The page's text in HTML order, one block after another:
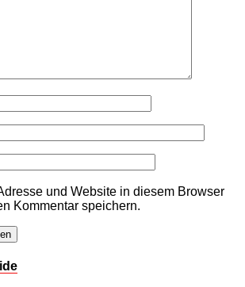
und Website in diesem Browser
Kommentar speichern.